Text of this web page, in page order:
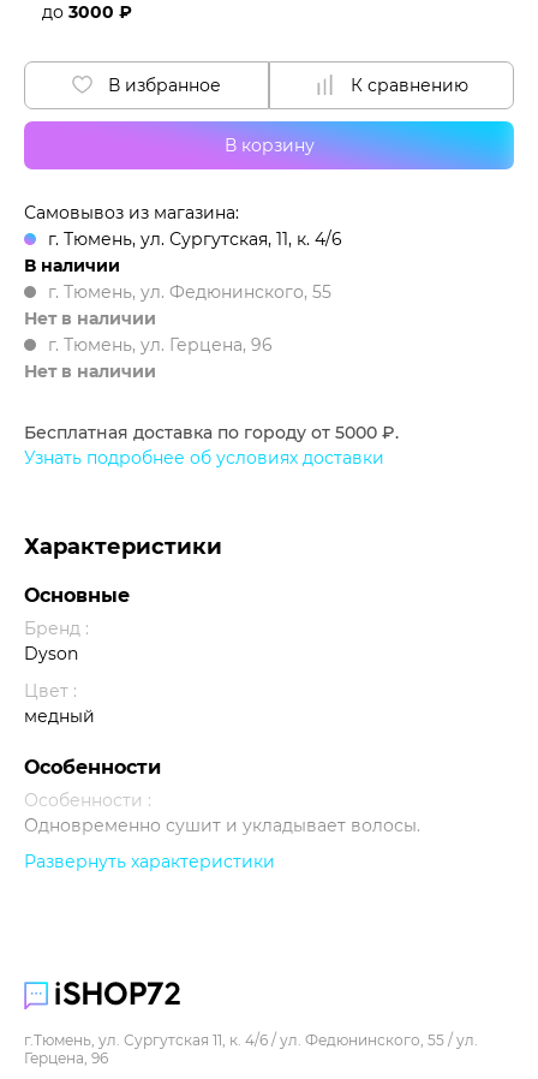
до 3000 ₽
В корзину
В избранное К сравнению
Самовывоз из магазина:
г. Тюмень, ул. Сургутская, 11, к. 4/6
В наличии
г. Тюмень, ул. Федюнинского, 55
Нет в наличии
г. Тюмень, ул. Герцена, 96
Нет в наличии
Бесплатная доставка по городу от 5000 ₽.
Узнать подробнее об условиях доставки
Характеристики
Основные
Бренд :
Dyson
Цвет :
медный
Особенности
Особенности :
Одновременно сушит и укладывает волосы.
Прочее
Развернуть характеристики
г.Тюмень, ул. Сургутская 11, к. 4/6 / ул. Федюнинского, 55 / ул.
Герцена, 96